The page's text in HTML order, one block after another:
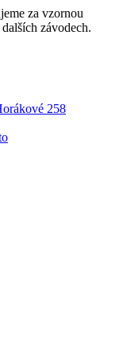
za vzornou
závodech.
258